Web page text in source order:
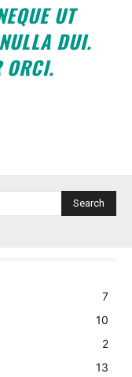
UT
DUI.
ORCI.
Search
7
10
2
13